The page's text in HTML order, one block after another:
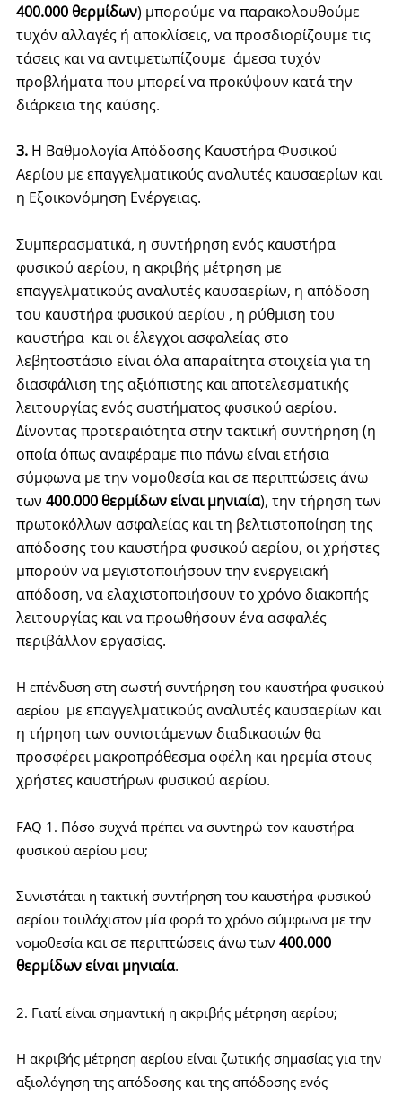
400.000 θερμίδων) μπορούμε να παρακολουθούμε
τυχόν αλλαγές ή αποκλίσεις, να προσδιορίζουμε τις
τάσεις και να αντιμετωπίζουμε άμεσα τυχόν
προβλήματα που μπορεί να προκύψουν κατά την
διάρκεια της καύσης.
3.Η Βαθμολογία Απόδοσης Καυστήρα Φυσικού
Αερίου με επαγγελματικούς αναλυτές καυσαερίων και
η Εξοικονόμηση Ενέργειας.
Συμπερασματικά, η συντήρηση ενός καυστήρα
φυσικού αερίου, η ακριβής μέτρηση με
επαγγελματικούς αναλυτές καυσαερίων, η απόδοση
του καυστήρα φυσικού αερίου , η ρύθμιση του
καυστήρα και οι έλεγχοι ασφαλείας στο
λεβητοστάσιο είναι όλα απαραίτητα στοιχεία για τη
διασφάλιση της αξιόπιστης και αποτελεσματικής
λειτουργίας ενός συστήματος φυσικού αερίου.
Δίνοντας προτεραιότητα στην τακτική συντήρηση (η
οποία όπως αναφέραμε πιο πάνω είναι ετήσια
σύμφωνα με την νομοθεσία και σε περιπτώσεις άνω
των 400.000 θερμίδων είναι μηνιαία), την τήρηση των
πρωτοκόλλων ασφαλείας και τη βελτιστοποίηση της
απόδοσης του καυστήρα φυσικού αερίου, οι χρήστες
μπορούν να μεγιστοποιήσουν την ενεργειακή
απόδοση, να ελαχιστοποιήσουν το χρόνο διακοπής
λειτουργίας και να προωθήσουν ένα ασφαλές
περιβάλλον εργασίας.
Η επένδυση στη σωστή συντήρηση του καυστήρα φυσικού
αερίου με επαγγελματικούς αναλυτές καυσαερίων και
η τήρηση των συνιστάμενων διαδικασιών θα
προσφέρει μακροπρόθεσμα οφέλη και ηρεμία στους
χρήστες καυστήρων φυσικού αερίου.
FAQ 1. Πόσο συχνά πρέπει να συντηρώ τον καυστήρα
φυσικού αερίου μου;
Συνιστάται η τακτική συντήρηση του καυστήρα φυσικού
αερίου τουλάχιστον μία φορά το χρόνο σύμφωνα με την
νομοθεσία και σε περιπτώσεις άνω των 400.000
θερμίδων είναι μηνιαία.
2. Γιατί είναι σημαντική η ακριβής μέτρηση αερίου;
Η ακριβής μέτρηση αερίου είναι ζωτικής σημασίας για την
αξιολόγηση της απόδοσης και της απόδοσης ενός